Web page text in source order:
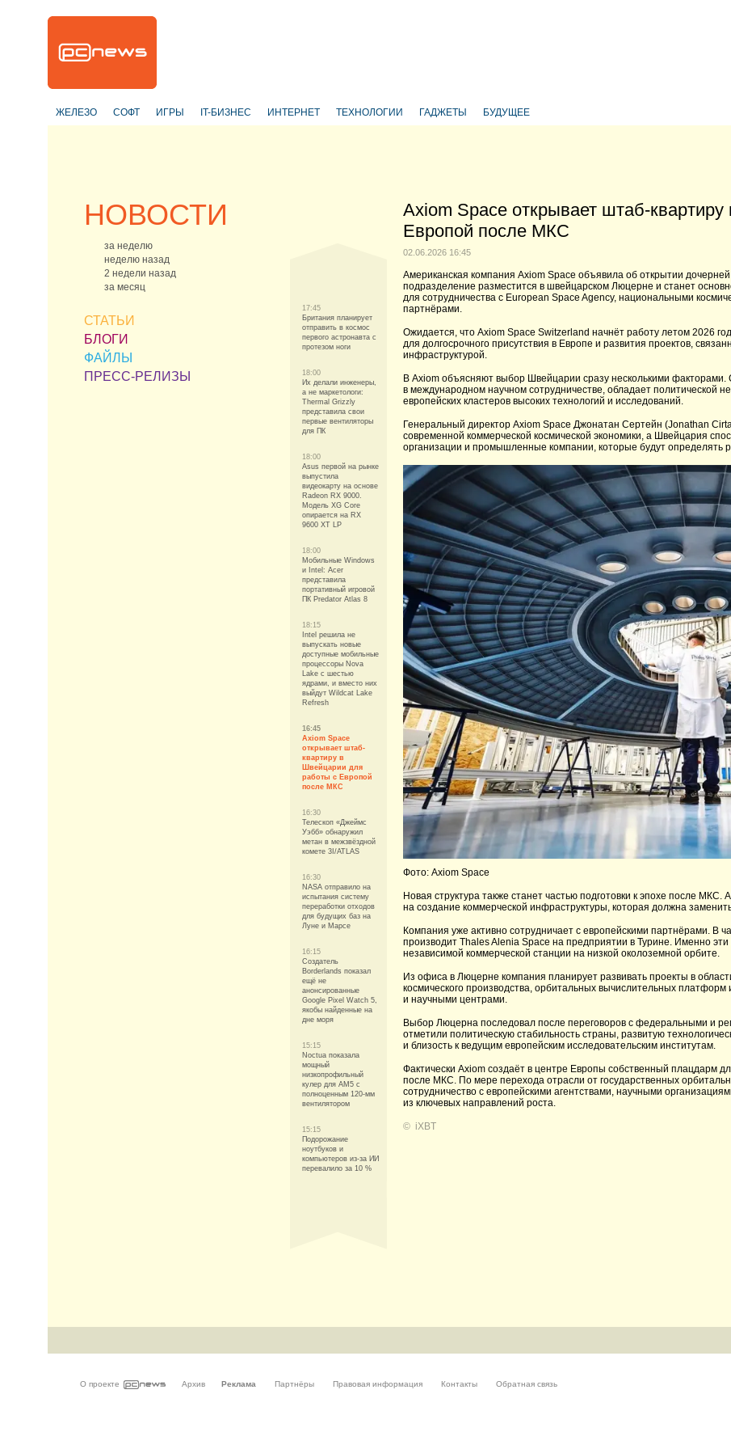
ЖЕЛЕЗО СОФТ ИГРЫ IT-БИЗНЕС ИНТЕРНЕТ ТЕХНОЛОГИИ ГАДЖЕТЫ БУДУЩЕЕ
НОВОСТИ
за неделю
неделю назад
2 недели назад
за месяц
СТАТЬИ
БЛОГИ
ФАЙЛЫ
ПРЕСС-РЕЛИЗЫ
17:45
Британия планирует
отправить в космос
первого астронавта с
протезом ноги
18:00
Их делали инженеры,
а не маркетологи:
Thermal Grizzly
представила свои
первые вентиляторы
для ПК
18:00
Asus первой на рынке
выпустила
видеокарту на основе
Radeon RX 9000.
Модель XG Core
опирается на RX
9600 XT LP
18:00
Мобильные Windows
и Intel: Acer
представила
портативный игровой
ПК Predator Atlas 8
18:15
Intel решила не
выпускать новые
доступные мобильные
процессоры Nova
Lake с шестью
ядрами, и вместо них
выйдут Wildcat Lake
Refresh
16:45
Axiom Space
открывает штаб-
квартиру в
Швейцарии для
работы с Европой
после МКС
16:30
Телескоп «Джеймс
Уэбб» обнаружил
метан в межзвёздной
комете 3I/ATLAS
16:30
NASA отправило на
испытания систему
переработки отходов
для будущих баз на
Луне и Марсе
16:15
Создатель
Borderlands показал
ещё не
анонсированные
Google Pixel Watch 5,
якобы найденные на
дне моря
15:15
Noctua показала
мощный
низкопрофильный
кулер для AM5 с
полноценным 120-мм
вентилятором
15:15
Подорожание
ноутбуков и
компьютеров из-за ИИ
перевалило за 10 %
Axiom Space открывает штаб-
Европой после МКС
02.06.2026 16:45
Американская компания Axiom Space объявила об открытии
подразделение разместится в швейцарском Люцерне и станет
для сотрудничества с European Space Agency, национальными
партнёрами.
Ожидается, что Axiom Space Switzerland начнёт работу летом 2026
для долгосрочного присутствия в Европе и развития проектов,
инфраструктурой.
В Axiom объясняют выбор Швейцарии сразу несколькими
в международном научном сотрудничестве, обладает политической
европейских кластеров высоких технологий и исследований.
Генеральный директор Axiom Space Джонатан Сертейн (Jonathan
современной коммерческой космической экономики, а Швейцария
организации и промышленные компании, которые будут определять
Фото: Axiom Space
Новая структура также станет частью подготовки к эпохе после
на создание коммерческой инфраструктуры, которая должна
Компания уже активно сотрудничает с европейскими партнёрами. В
производит Thales Alenia Space на предприятии в Турине. Именно
независимой коммерческой станции на низкой околоземной орбите.
Из офиса в Люцерне компания планирует развивать проекты в
космического производства, орбитальных вычислительных
и научными центрами.
Выбор Люцерна последовал после переговоров с федеральными и
отметили политическую стабильность страны, развитую
и близость к ведущим европейским исследовательским институтам.
Фактически Axiom создаёт в центре Европы собственный плацдарм
после МКС. По мере перехода отрасли от государственных
сотрудничество с европейскими агентствами, научными
из ключевых направлений роста.
© iXBT
О проекте Архив Реклама Партнёры Правовая информация Контакты Обратная связь